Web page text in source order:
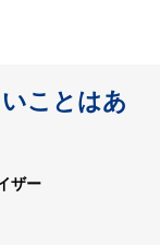
ことはあ
ザー